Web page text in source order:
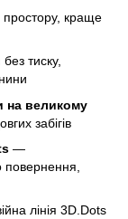
краще
тиску,
на великому
забігів
—
повернення,
лінія 3D.Dots